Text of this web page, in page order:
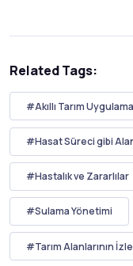
Related Tags:
#Akıllı Tarım
#Hasat Süreci gibi
#Hastalık ve Zararlılar
#Sulama Yönetimi
#Tarım Alanlarının